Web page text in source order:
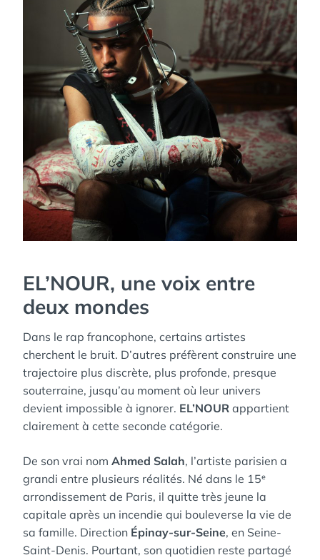
EL’NOUR, une voix entre
deux mondes
Dans le rap francophone, certains artistes
cherchent le bruit. D’autres préfèrent construire une
trajectoire plus discrète, plus profonde, presque
souterraine, jusqu’au moment où leur univers
devient impossible à ignorer. EL’NOUR appartient
clairement à cette seconde catégorie.
De son vrai nom Ahmed Salah, l’artiste parisien a
grandi entre plusieurs réalités. Né dans le 15ᵉ
arrondissement de Paris, il quitte très jeune la
capitale après un incendie qui bouleverse la vie de
sa famille. Direction Épinay-sur-Seine, en Seine-
Saint-Denis. Pourtant, son quotidien reste partagé